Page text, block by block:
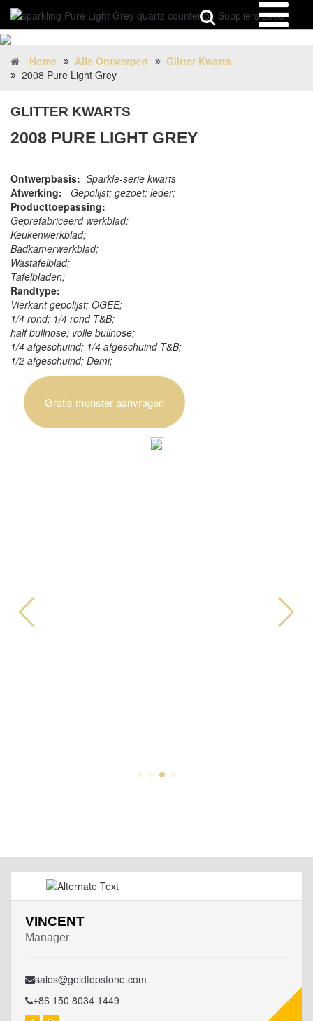
Home Alle Ontwerpen
Glitter Kwarts
2008 Pure Light Grey
GLITTER KWARTS
2008 PURE LIGHT GREY
Ontwerpbasis: Sparkle-serie kwarts
Afwerking:
Gepolijst; gezoet; leder;
Producttoepassing:
Geprefabriceerd werkblad;
Keukenwerkblad;
Badkamerwerkblad;
Wastafelblad;
Tafelbladen;
Randtype:
Vierkant gepolijst; OGEE;
1/4 rond; 1/4 rond T&B;
half bullnose; volle bullnose;
1/4 afgeschuind; 1/4 afgeschuind T&B;
1/2 afgeschuind; Demi;
Gratis monster aanvragen
VINCENT
Manager
sales@goldtopstone.com
+86 150 8034 1449